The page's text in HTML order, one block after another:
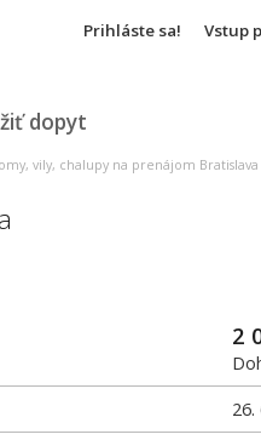
Prihláste sa! Vstup
dopyt
vily, chalupy na prenájom Bratislava
2
26.